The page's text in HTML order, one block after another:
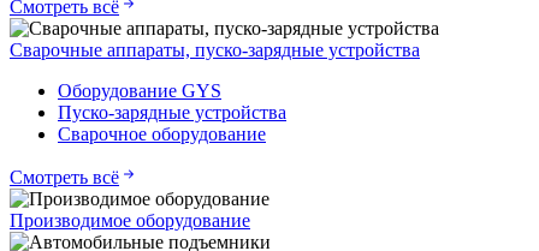
Смотреть всё
Сварочные аппараты, пуско-зарядные устройства
Оборудование GYS
Пуско-зарядные устройства
Сварочное оборудование
Смотреть всё
Производимое оборудование